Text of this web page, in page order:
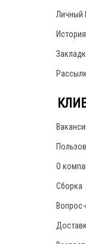
Личный
О
Сборка